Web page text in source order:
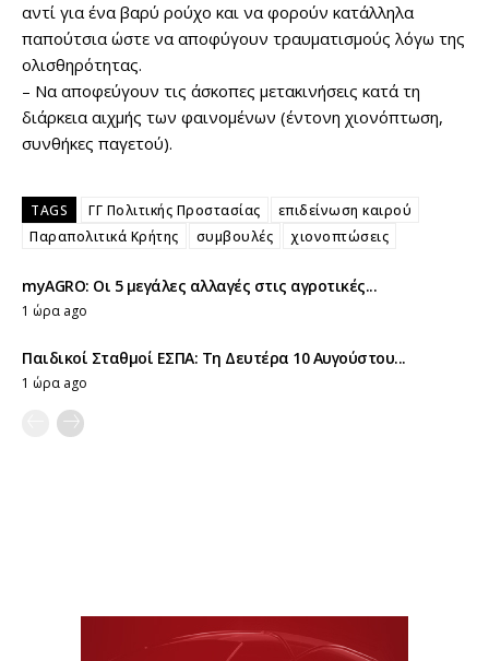
αντί για ένα βαρύ ρούχο και να φορούν κατάλληλα
παπούτσια ώστε να αποφύγουν τραυματισμούς λόγω της
ολισθηρότητας.
– Να αποφεύγουν τις άσκοπες μετακινήσεις κατά τη
διάρκεια αιχμής των φαινομένων (έντονη χιονόπτωση,
συνθήκες παγετού).
TAGS ΓΓ Πολιτικής Προστασίας
επιδείνωση καιρού
Παραπολιτικά Κρήτης
συμβουλές χιονοπτώσεις
myAGRO: Οι 5 μεγάλες αλλαγές στις αγροτικές...
1 ώρα ago
Παιδικοί Σταθμοί ΕΣΠΑ: Τη Δευτέρα 10 Αυγούστου...
1 ώρα ago